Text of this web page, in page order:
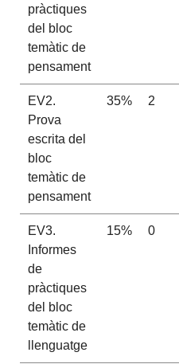
pràctiques
del bloc
temàtic de
pensament
EV2.
Prova
escrita del
bloc
temàtic de
pensament
35% 2
EV3.
Informes
de
pràctiques
del bloc
temàtic de
llenguatge
15% 0